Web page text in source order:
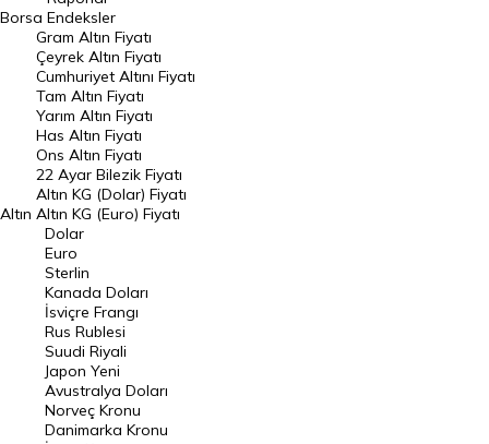
Dünya Borsaları
Raporlar
Endeksler
DÖVİZ
Döviz Kuru
Dolar Kuru
Euro Kuru
Pound Kuru
Frank Kuru
Riyal Kuru
Avustralya Doları
Danimarka Kronu Kuru
Kanada Doları Kuru
Borsa Endeksler
Altın
Gram Altın Fiyatı
Çeyrek Altın Fiyatı
Cumhuriyet Altını Fiyatı
Tam Altın Fiyatı
Yarım Altın Fiyatı
Has Altın Fiyatı
Ons Altın Fiyatı
22 Ayar Bilezik Fiyatı
Altın KG (Dolar) Fiyatı
Altın KG (Euro) Fiyatı
Dolar
Euro
Sterlin
Kanada Doları
İsviçre Frangı
Rus Rublesi
Suudi Riyali
Japon Yeni
Avustralya Doları
Norveç Kronu
Danimarka Kronu